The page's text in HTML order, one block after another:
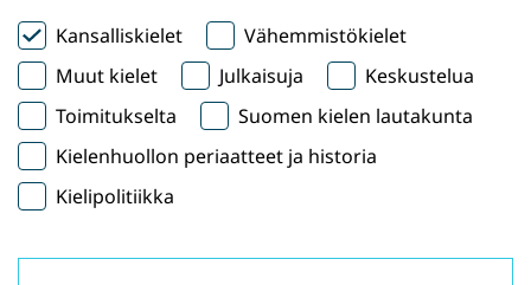
Kansalliskielet
Vähemmistökielet
Muut kielet
Julkaisuja
Keskustelua
Toimitukselta
Suomen kielen lautakunta
Kielenhuollon periaatteet ja historia
Kielipolitiikka